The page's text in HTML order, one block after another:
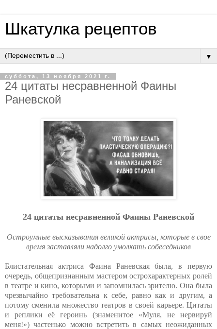
Шкатулка рецептов
▼
суббота, 13 ноября 2021 г.
24 цитаты несравненной Фаины
Раневской
24 цитаты несравненной Фаины Раневской
Остроумные высказывания великой актрисы, которые в свое
время заставляли надолго умолкать собеседников
Блистательная актриса Фаина Раневская была, в первую
очередь, общепризнанным мастером острохарактерных ролей
в театре и кино, которыми и запомнилась зрителю. Она была
чрезвычайно требовательна к себе, равно как и другим, а
потому сменила множество театров в своей карьере. Цитаты
и реплики её героинь (знаменитое «Муля, не нервируй
меня!») частенько можно встретить в самых неожиданных